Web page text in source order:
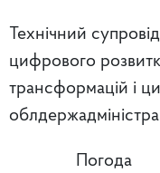
Технічний
цифрового
трансформацій і
Погода